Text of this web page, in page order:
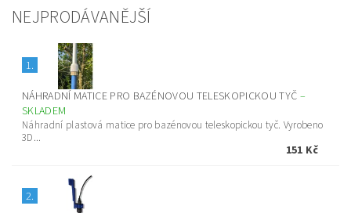
NEJPRODÁVANĚJŠÍ
1.
NÁHRADNÍ MATICE PRO BAZÉNOVOU TELESKOPICKOU TYČ –
SKLADEM
Náhradní plastová matice pro bazénovou teleskopickou tyč. Vyrobeno
3D...
151 Kč
2.